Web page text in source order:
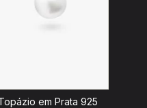
em Prata 925